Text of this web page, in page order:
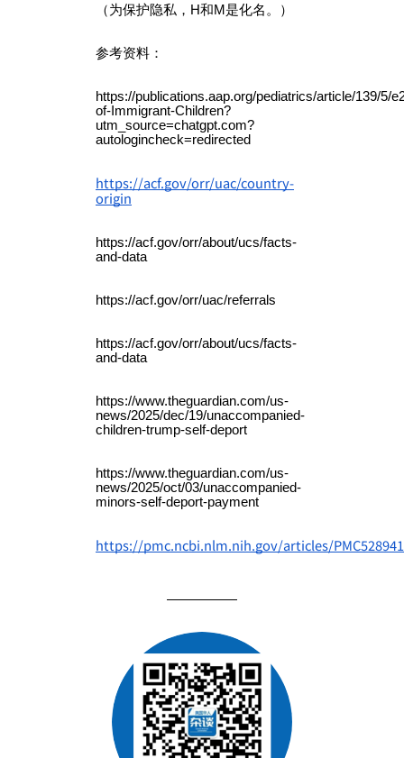
（为保护隐私，H和M是化名。）
参考资料：
https://publications.aap.org/pediatrics/article/139/5/
of-Immigrant-Children?
utm_source=chatgpt.com?
autologincheck=redirected
https://acf.gov/orr/uac/country-
origin
https://acf.gov/orr/about/ucs/facts-
and-data
https://acf.gov/orr/uac/referrals
https://acf.gov/orr/about/ucs/facts-
and-data
https://www.theguardian.com/us-
news/2025/dec/19/unaccompanied-
children-trump-self-deport
https://www.theguardian.com/us-
news/2025/oct/03/unaccompanied-
minors-self-deport-payment
https://pmc.ncbi.nlm.nih.gov/articles/